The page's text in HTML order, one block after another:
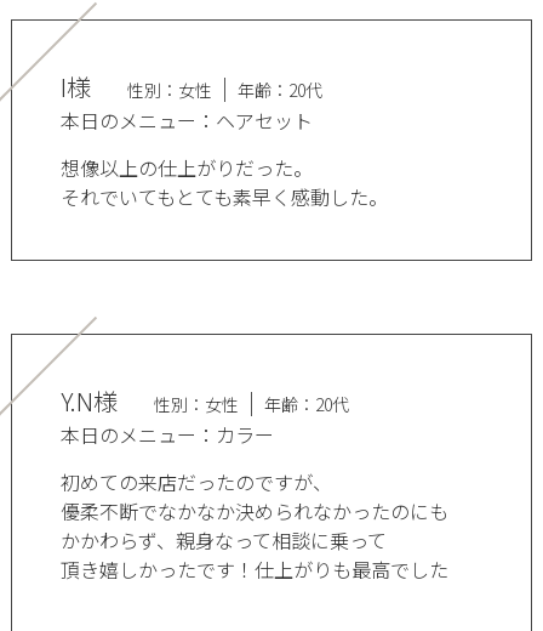
I様 性別：女性 年齢：20代
本日のメニュー：ヘアセット
想像以上の仕上がりだった。
それでいてもとても素早く感動した。
Y.N様 性別：女性 年齢：20代
本日のメニュー：カラー
初めての来店だったのですが、
優柔不断でなかなか決められなかったのにも
かかわらず、親身なって相談に乗って
頂き嬉しかったです！仕上がりも最高でした